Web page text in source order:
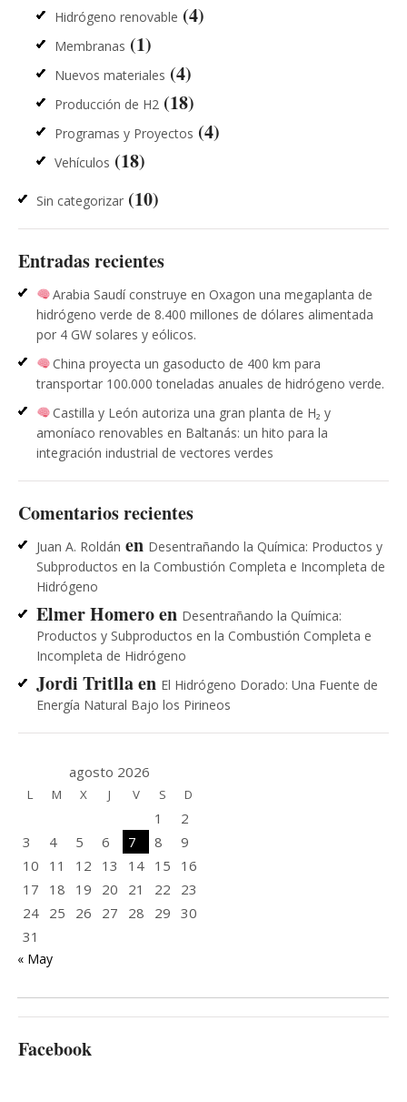
Hidrógeno renovable (4)
Membranas (1)
Nuevos materiales (4)
Producción de H2 (18)
Programas y Proyectos (4)
Vehículos (18)
Sin categorizar (10)
Entradas recientes
Arabia Saudí construye en Oxagon una megaplanta de
hidrógeno verde de 8.400 millones de dólares alimentada
por 4 GW solares y eólicos.
China proyecta un gasoducto de 400 km para
transportar 100.000 toneladas anuales de hidrógeno verde.
Castilla y León autoriza una gran planta de H₂ y
amoníaco renovables en Baltanás: un hito para la
integración industrial de vectores verdes
Comentarios recientes
Juan A. Roldán en Desentrañando la Química: Productos y
Subproductos en la Combustión Completa e Incompleta de
Hidrógeno
Elmer Homeroen Desentrañando la Química:
Productos y Subproductos en la Combustión Completa e
Incompleta de Hidrógeno
Jordi Tritllaen El Hidrógeno Dorado: Una Fuente de
Energía Natural Bajo los Pirineos
agosto 2026
L M X J V S D
1
2
3
4 5 6 7 8
9
10
11 12 13 14 15
16
17
18 19 20 21 22
23
24 25 26 27 28 29 30
31
« May
Facebook